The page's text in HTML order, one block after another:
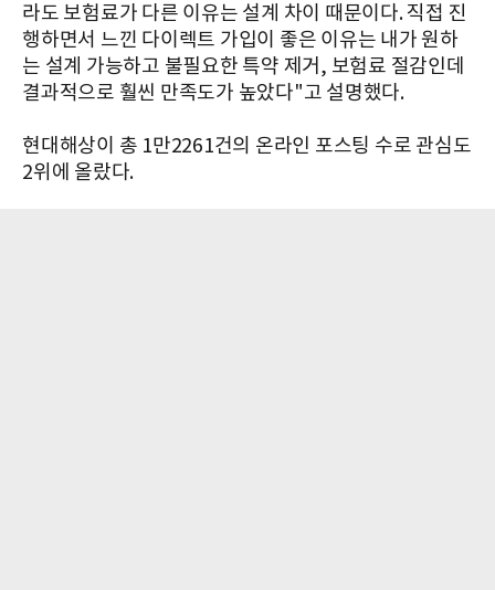
라도 보험료가 다른 이유는 설계 차이 때문이다. 직접 진
행하면서 느낀 다이렉트 가입이 좋은 이유는 내가 원하
는 설계 가능하고 불필요한 특약 제거, 보험료 절감인데
결과적으로 훨씬 만족도가 높았다"고 설명했다.
현대해상이 총 1만2261건의 온라인 포스팅 수로 관심도
2위에 올랐다.